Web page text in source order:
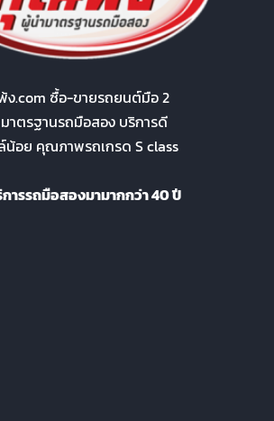
.com ซื้อ-ขายรถยนต์มือ 2
าตรฐานรถมือสอง บริการดี
น้อย คุณภาพรถเกรด S class
ารรถมือสองมามากกว่า 40 ปี